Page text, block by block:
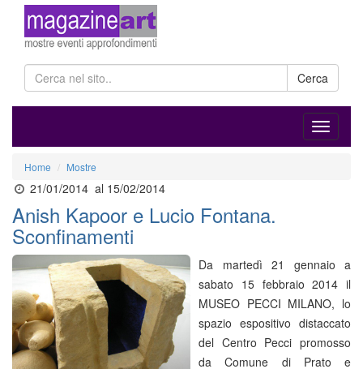
Cerca
Home Mostre
21/01/2014 al 15/02/2014
Anish Kapoor e Lucio Fontana.
Sconfinamenti
Da martedì 21 gennaio a
sabato 15 febbraio 2014 il
MUSEO PECCI MILANO, lo
spazio espositivo distaccato
del Centro Pecci promosso
da Comune di Prato e